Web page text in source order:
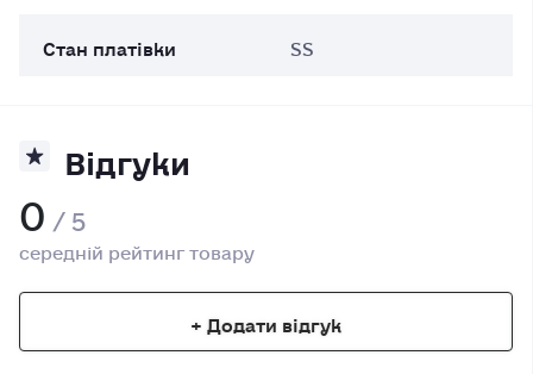
Стан платівки
SS
Відгуки
0 / 5
середній рейтинг товару
+ Додати відгук